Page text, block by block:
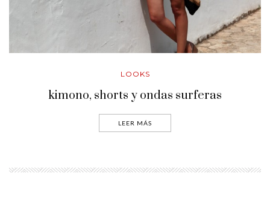
LOOKS
kimono, shorts y ondas surferas
LEER MÁS